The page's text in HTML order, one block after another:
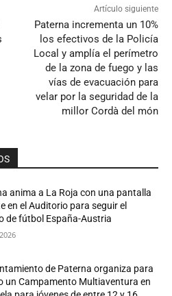
Artículo siguiente
Paterna incrementa un 10%
los efectivos de la Policía
Local y amplía el perímetro
de la zona de fuego y las
vías de evacuación para
velar por la seguridad de la
millor Cordà del món
anima a La Roja con una pantalla
en el Auditorio para seguir el
de fútbol España-Austria
de Paterna organiza para
un Campamento Multiaventura en